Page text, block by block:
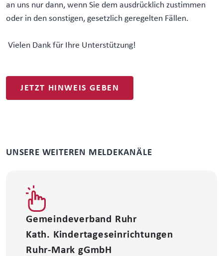
an uns nur dann, wenn Sie dem ausdrücklich zustimmen
oder in den sonstigen, gesetzlich geregelten Fällen.
Vielen Dank für Ihre Unterstützung!
JETZT HINWEIS GEBEN
UNSERE WEITEREN MELDEKANÄLE
Gemeindeverband Ruhr
Kath. Kindertageseinrichtungen
Ruhr-Mark gGmbH